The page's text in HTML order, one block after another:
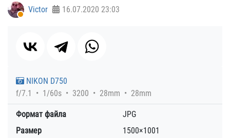
Victor 16.07.2020 23:03
NIKON D750
f/7.1
1/60s 3200 28mm 28mm
Формат файла
JPG
Размер
1500×1001